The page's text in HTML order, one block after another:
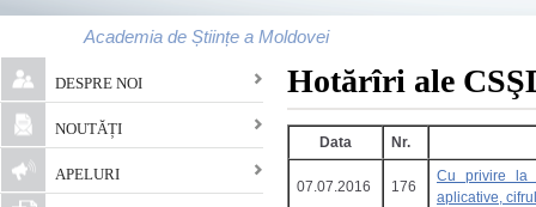
Academia de Științe a Moldovei
Hotărîri ale
Data Nr.
07.07.2016 176
Cu privire la
aplicative,
Main menu
DESPRE NOI
NOUTĂȚI
APELURI